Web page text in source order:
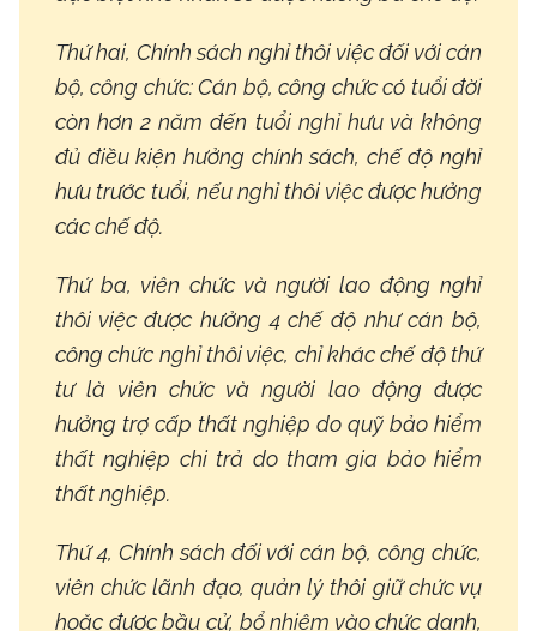
Thứ hai, Chính sách nghỉ thôi việc đối với cán
bộ, công chức: Cán bộ, công chức có tuổi đời
còn hơn 2 năm đến tuổi nghỉ hưu và không
đủ điều kiện hưởng chính sách, chế độ nghỉ
hưu trước tuổi, nếu nghỉ thôi việc được hưởng
các chế độ.
Thứ ba, viên chức và người lao động nghỉ
thôi việc được hưởng 4 chế độ như cán bộ,
công chức nghỉ thôi việc, chỉ khác chế độ thứ
tư là viên chức và người lao động được
hưởng trợ cấp thất nghiệp do quỹ bảo hiểm
thất nghiệp chi trả do tham gia bảo hiểm
thất nghiệp.
Thứ 4, Chính sách đối với cán bộ, công chức,
viên chức lãnh đạo, quản lý thôi giữ chức vụ
hoặc được bầu cử, bổ nhiệm vào chức danh,